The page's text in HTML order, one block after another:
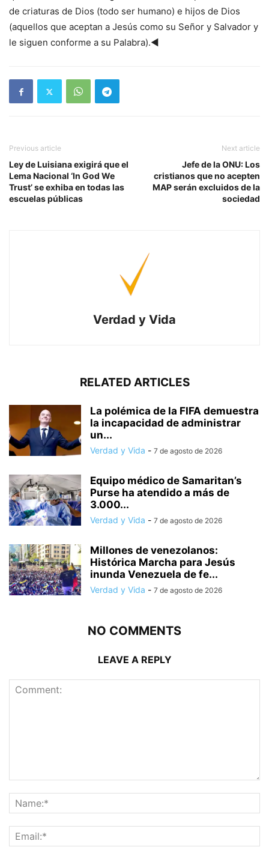
de criaturas de Dios (todo ser humano) e hijos de Dios
(aquellos que aceptan a Jesús como su Señor y Salvador y
le siguen conforme a su Palabra).◄
Previous article
Ley de Luisiana exigirá que el
Lema Nacional ‘In God We
Trust’ se exhiba en todas las
escuelas públicas
Next article
Jefe de la ONU: Los
cristianos que no acepten
MAP serán excluidos de la
sociedad
Verdad y Vida
RELATED ARTICLES
La polémica de la FIFA demuestra
la incapacidad de administrar
un...
Verdad y Vida - 7 de agosto de 2026
Equipo médico de Samaritan’s
Purse ha atendido a más de
3.000...
Verdad y Vida - 7 de agosto de 2026
Millones de venezolanos:
Histórica Marcha para Jesús
inunda Venezuela de fe...
Verdad y Vida - 7 de agosto de 2026
NO COMMENTS
LEAVE A REPLY